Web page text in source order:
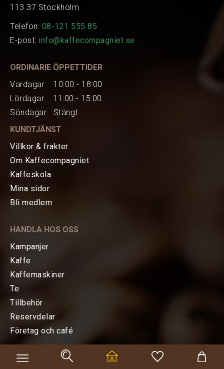
TE
KAFFEMASKINER
Bryggning av kaffe
Espressomaskiner
Kvarnar
TILLBEHÖR
FÖRETAG OCH CAFÉ
KAMPANJER
KUNDTJÄNST
113 37 Stockholm
Telefon: 08-121 555 85
E-post: info@kaffecompagniet.se
ORDINARIE ÖPPETTIDER
Vardagar 10:00 - 18:00
Lördagar 11:00 - 15:00
Söndagar Stängt
KUNDTJÄNST
Villkor & frakter
Om Kaffecompagniet
Kaffeskola
Mina sidor
Bli medlem
HANDLA HOS OSS
Kampanjer
Kaffe
Kaffemaskiner
Te
Tillbehör
Reservdelar
Företag och café